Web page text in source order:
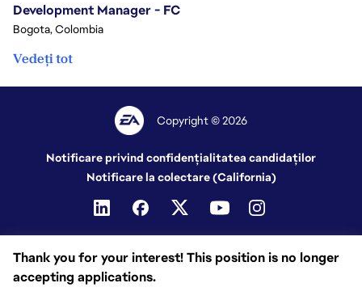
Thank you for your interest! This position is no longer
accepting applications.
Development Manager - FC
Bogota, Colombia
Vedeți tot
Copyright © 2026
Notificare privind confidențialitatea candidaților
Notificare la colectare (California)